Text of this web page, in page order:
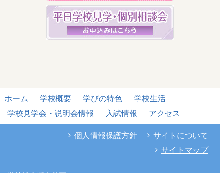
ホーム 学校概要 学びの特色
学校生活
学校見学会・説明会情報
入試情報 アクセス
個人情報保護方針
サイトについて
サイトマップ